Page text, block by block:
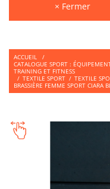
× Fermer
ACCUEIL
/
CATALOGUE SPORT :
TRAINING ET FITNESS
/ TEXTILE SPORT / TEXTILE
BRASSIÈRE FEMME SPORT CIARA